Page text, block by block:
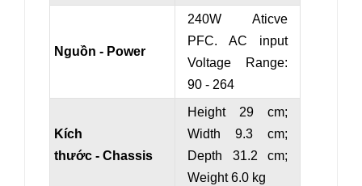
Nguồn - Power
240W Aticve
PFC. AC input
Voltage Range:
90 - 264
Kích
thước - Chassis
Height 29 cm;
Width 9.3 cm;
Depth 31.2 cm;
Weight 6.0 kg